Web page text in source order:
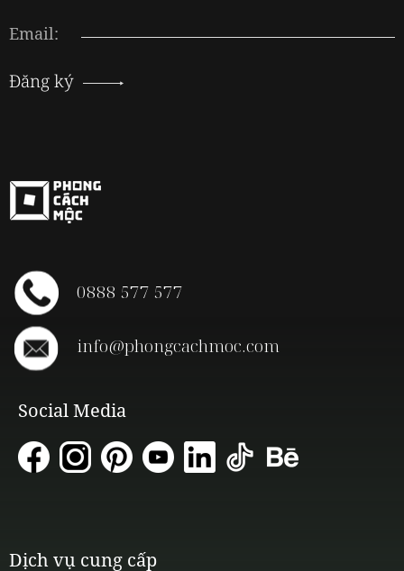
Email:
Đăng ký
0888 577 577
info@phongcachmoc.com
Social Media
Dịch vụ cung cấp